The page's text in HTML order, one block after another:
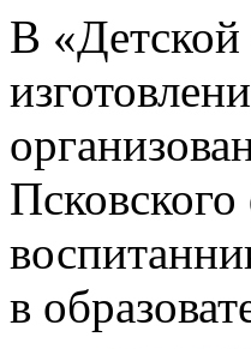
В «Детской
в